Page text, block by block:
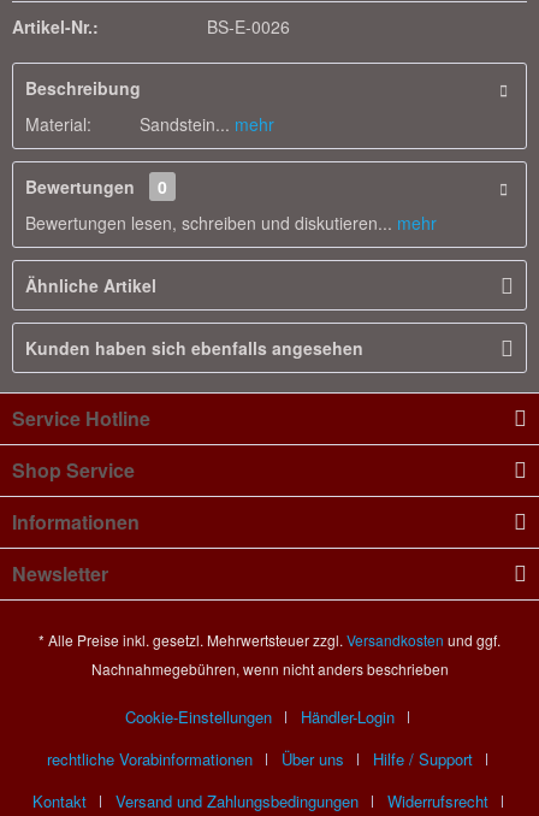
Artikel-Nr.: BS-E-0026
Beschreibung
Material: Sandstein... mehr
Bewertungen
0
Bewertungen lesen, schreiben und diskutieren... mehr
Ähnliche Artikel
Kunden haben sich ebenfalls angesehen
Service Hotline
Shop Service
Informationen
Newsletter
* Alle Preise inkl. gesetzl. Mehrwertsteuer zzgl. Versandkosten und ggf.
Nachnahmegebühren, wenn nicht anders beschrieben
Cookie-Einstellungen
Händler-Login
rechtliche Vorabinformationen
Über uns
Hilfe / Support
Kontakt
Versand und Zahlungsbedingungen Widerrufsrecht